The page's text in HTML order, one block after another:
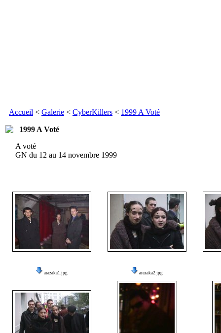
Accueil < Galerie < CyberKillers < 1999 A Voté
1999 A Voté
A voté
GN du 12 au 14 novembre 1999
arazaka1.jpg arazaka2.jpg